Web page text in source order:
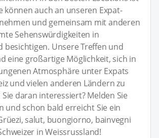
können auch an unseren Expat-
und gemeinsam mit anderen
Sehenswürdigkeiten in
besichtigen. Unsere Treffen und
eine großartige Möglichkeit, sich in
Atmosphäre unter Expats
und vielen anderen Ländern zu
daran interessiert? Melden Sie
und schon bald erreicht Sie ein
salut, buongiorno, bainvegni
in Weissrussland!